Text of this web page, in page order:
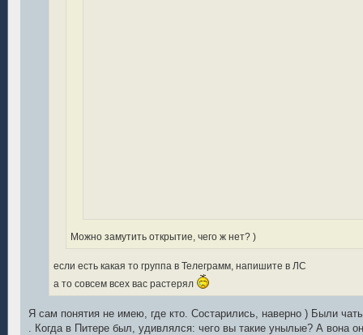
Можно замутить открытие, чего ж нет? )
если есть какая то группа в Телеграмм, напишите в ЛС
а то совсем всех вас растерял
Я сам понятия не имею, где кто. Состарились, наверно ) Были
. Когда в Питере был, удивлялся: чего вы такие унылые? А вона